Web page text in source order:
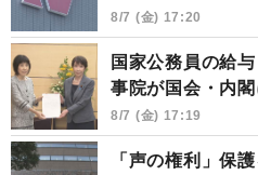
8/7 (金) 17:20
国家公務員の給
事院が国会・内
8/7 (金) 17:19
「声の権利」保